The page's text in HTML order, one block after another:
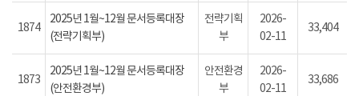
1874
2025년 1월~12월 문서등록대장
(전략기획부)
전략기획
부
2026-
02-11
33,404
1873
2025년 1월~12월 문서등록대장
(안전환경부)
안전환경
부
2026-
02-11
33,686